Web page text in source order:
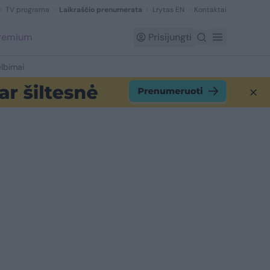
TV programa Laikraščio prenumerata Lrytas EN Kontaktai
Prisijungti